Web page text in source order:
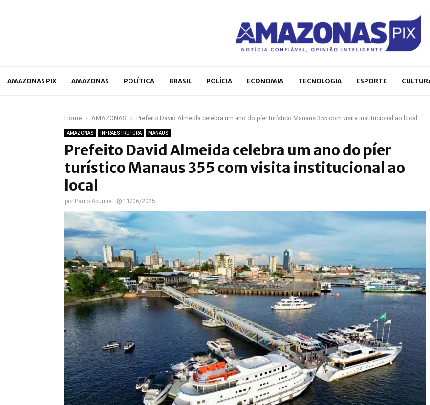
AMAZONAS PIX AMAZONAS POLÍTICA BRASIL POLÍCIA ECONOMIA TECNOLOGIA ESPORTE
Home AMAZONAS Prefeito David Almeida celebra um ano do píer turístico Manaus 355 com visita institucional ao local
AMAZONAS INFRAESTRUTURA MANAUS
Prefeito David Almeida celebra um ano do píer
turístico Manaus 355 com visita institucional ao
local
por Paulo Apurina 11/06/2025